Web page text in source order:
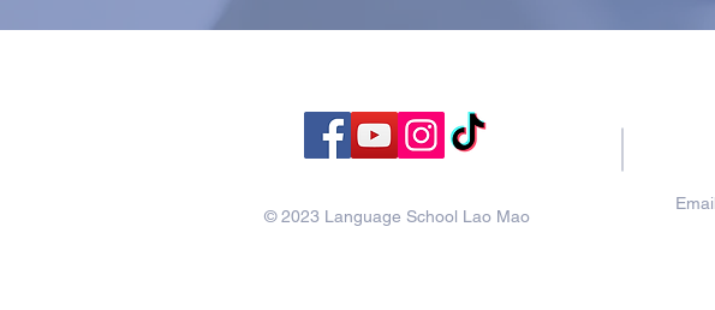
© 2023 Language School Lao Mao